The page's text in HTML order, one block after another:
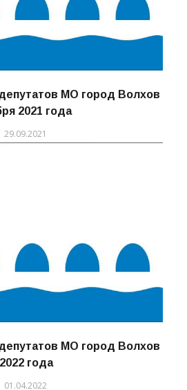
МО город Волхов
2021 года
29.09.2021
МО город Волхов
года
01.04.2022